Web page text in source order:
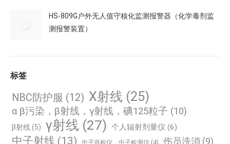
HS-809G户外无人值守核化监测报警器（化学毒剂监
测报警装置）
标签
NBC防护服 (12) X射线 (25)
α β污染，β射线，γ射线，碘125粒子 (10)
β射线(5) γ射线 (27) 个人辐射剂量仪 (6)
中子射线 (13) 中子巡检仪，中子检测仪 (4) 伤员洗消 (9)